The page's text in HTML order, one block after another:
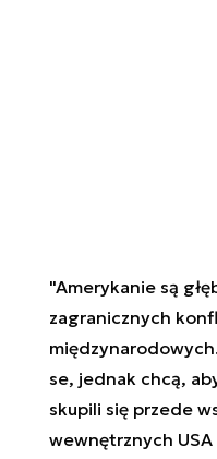
"Amerykanie są
zagranicznych
se, jednak chcą,
skupili się przede
wewnętrznych